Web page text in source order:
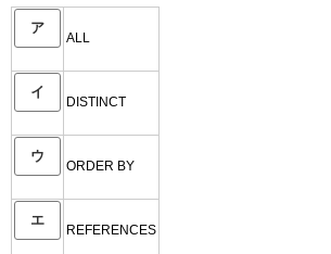
ア
ALL
イ
DISTINCT
ウ
ORDER BY
エ
REFERENCES